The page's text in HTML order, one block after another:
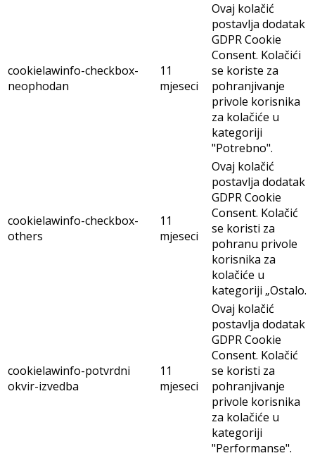
cookielawinfo-checkbox-
neophodan
11
mjeseci
Ovaj kolačić
postavlja dodatak
GDPR Cookie
Consent. Kolačići
se koriste za
pohranjivanje
privole korisnika
za kolačiće u
kategoriji
"Potrebno".
cookielawinfo-checkbox-
others
11
mjeseci
Ovaj kolačić
postavlja dodatak
GDPR Cookie
Consent. Kolačić
se koristi za
pohranu privole
korisnika za
kolačiće u
kategoriji „Ostalo.
cookielawinfo-potvrdni
okvir-izvedba
11
mjeseci
Ovaj kolačić
postavlja dodatak
GDPR Cookie
Consent. Kolačić
se koristi za
pohranjivanje
privole korisnika
za kolačiće u
kategoriji
"Performanse".